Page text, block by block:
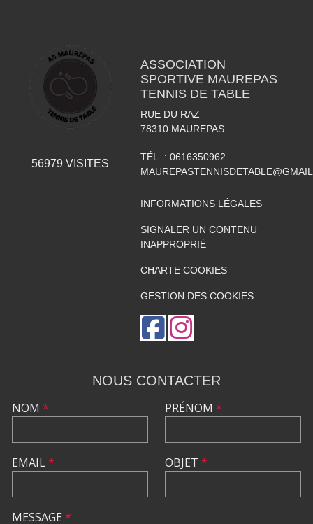
56979 VISITES
ASSOCIATION
SPORTIVE MAUREPAS
TENNIS DE TABLE
RUE DU RAZ
78310 MAUREPAS
TÉL. : 0616350962
INFORMATIONS LÉGALES
SIGNALER UN CONTENU
INAPPROPRIÉ
CHARTE COOKIES
GESTION DES COOKIES
NOUS CONTACTER
NOM *
EMAIL*
PRÉNOM *
OBJET *
MESSAGE *